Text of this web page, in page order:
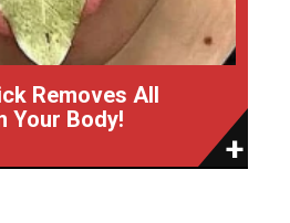
Removes All
Your Body!